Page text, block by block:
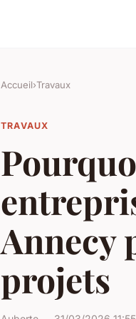
Accueil›Travaux
TRAVAUX
Annecy
projets